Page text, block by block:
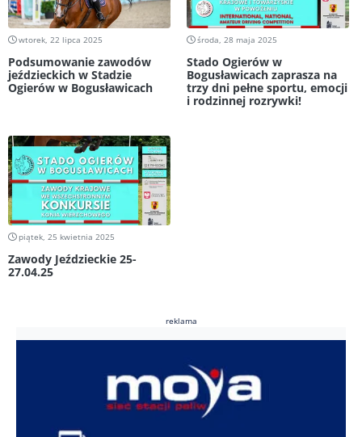
wtorek, 22 lipca 2025
Podsumowanie zawodów
jeździeckich w Stadzie
Ogierów w Bogusławicach
środa, 28 maja 2025
Stado Ogierów w
Bogusławicach zaprasza na
trzy dni pełne sportu, emocji
i rodzinnej rozrywki!
piątek, 25 kwietnia 2025
Zawody Jeździeckie 25-
27.04.25
reklama